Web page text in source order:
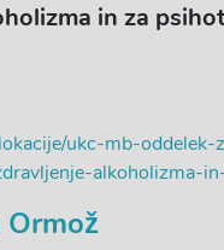
in za
ukc-mb-
alkoholizma-